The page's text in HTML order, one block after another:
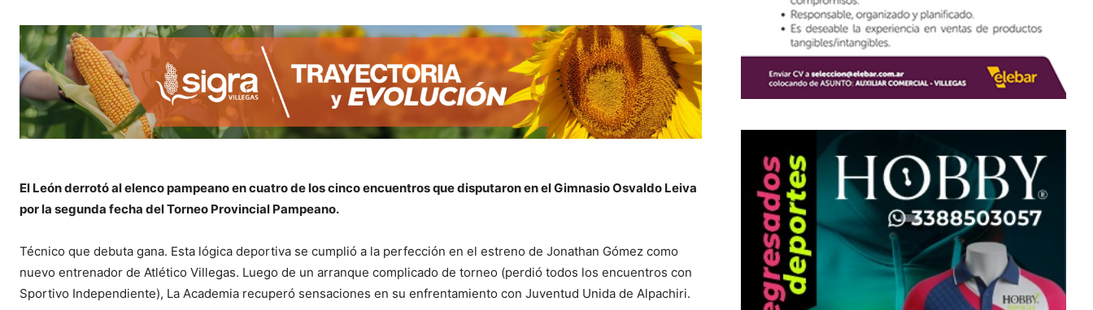
El León derrotó al elenco pampeano en cuatro de los cinco encuentros que disputaron en el Gimnasio Osvaldo Leiva
por la segunda fecha del Torneo Provincial Pampeano.
Técnico que debuta gana. Esta lógica deportiva se cumplió a la perfección en el estreno de Jonathan Gómez como
nuevo entrenador de Atlético Villegas. Luego de un arranque complicado de torneo (perdió todos los encuentros con
Sportivo Independiente), La Academia recuperó sensaciones en su enfrentamiento con Juventud Unida de Alpachiri.